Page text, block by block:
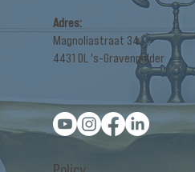
Adres:
Magnoliastraat 34
4431 DL 's-Gravenpolder